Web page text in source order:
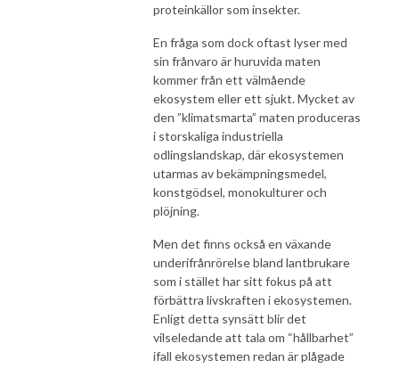
proteinkällor som insekter.
En fråga som dock oftast lyser med
sin frånvaro är huruvida maten
kommer från ett välmående
ekosystem eller ett sjukt. Mycket av
den ”klimatsmarta” maten produceras
i storskaliga industriella
odlingslandskap, där ekosystemen
utarmas av bekämpningsmedel,
konstgödsel, monokulturer och
plöjning.
Men det finns också en växande
underifrånrörelse bland lantbrukare
som i stället har sitt fokus på att
förbättra livskraften i ekosystemen.
Enligt detta synsätt blir det
vilseledande att tala om “hållbarhet”
ifall ekosystemen redan är plågade